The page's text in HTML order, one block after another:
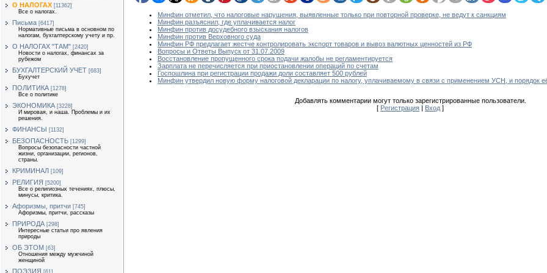
О НАЛОГАХ [11362]
Все о налогах.
Письма [6417]
Нормативные письма в основном по
налогам, бухгалтерскому учету и пр.
О НАЛОГАХ "ТАМ" [2420]
Новости о налогах, финансах за
рубежом
БУХГАЛТЕРСКИЙ УЧЕТ [683]
Бухучет
ПОЛИТИКА [1278]
Все о политике
ЭКОНОМИКА [3228]
И мировая, и наша. Проблемы и их
решения.
ФИНАНСЫ [1132]
БЕЗОПАСНОСТЬ [1299]
Вопросы безопасности частной
жизни, организации, регионов,
страны.
КРИМИНАЛ [109]
РЕЛИГИЯ [5200]
Все о религиозных течениях, плюсы,
минусы, критика.
Афоризмы, притчи [745]
Афоризмы, притчи, рассказы
ПРИРОДА [298]
Интересные статьи про явления
природы
ОБ ЭТОМ [63]
Отношения между мужчиной
женщиной
ПОЭЗИЯ [61]
Минфин отметил, что налоговые нарушения, выявленные только при повторной проверке, не ведут к санкциям
Минфин разъяснил, где уплачивается налог
Минфин против досудебного взыскания налогов
Минфин против Верховного суда
Минфин РФ предлагает жестче контролировать экспорт товаров и вывоз валютных ценностей из РФ
Вопросы и Ответы Выпуск от 31.07.2009
Восстановление пропущенного срока подачи жалобы не регламентируется
Зарплата не перечисляется при приостановлении операций по счетам
Госпошлина при регистрации продажи доли составляет 500 рублей
Минфин утвердил новую форму налоговой декларации по налогу, уплачиваемому в связи с применением УСН, и порядок
Добавлять комментарии могут только зарегистрированные пользователи.
[ Регистрация | Вход ]